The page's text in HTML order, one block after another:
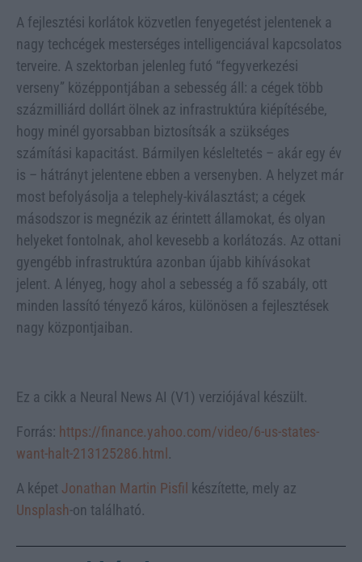
A fejlesztési korlátok közvetlen fenyegetést jelentenek a
nagy techcégek mesterséges intelligenciával kapcsolatos
terveire. A szektorban jelenleg futó “fegyverkezési
verseny” középpontjában a sebesség áll: a cégek több
százmilliárd dollárt ölnek az infrastruktúra kiépítésébe,
hogy minél gyorsabban biztosítsák a szükséges
számítási kapacitást. Bármilyen késleltetés – akár egy év
is – hátrányt jelentene ebben a versenyben. A helyzet már
most befolyásolja a telephely-kiválasztást; a cégek
másodszor is megnézik az érintett államokat, és olyan
helyeket fontolnak, ahol kevesebb a korlátozás. Az ottani
gyengébb infrastruktúra azonban újabb kihívásokat
jelent. A lényeg, hogy ahol a sebesség a fő szabály, ott
minden lassító tényező káros, különösen a fejlesztések
nagy központjaiban.
Ez a cikk a Neural News AI (V1) verziójával készült.
Forrás: https://finance.yahoo.com/video/6-us-states-
want-halt-213125286.html.
A képet Jonathan Martin Pisfil készítette, mely az
Unsplash-on található.